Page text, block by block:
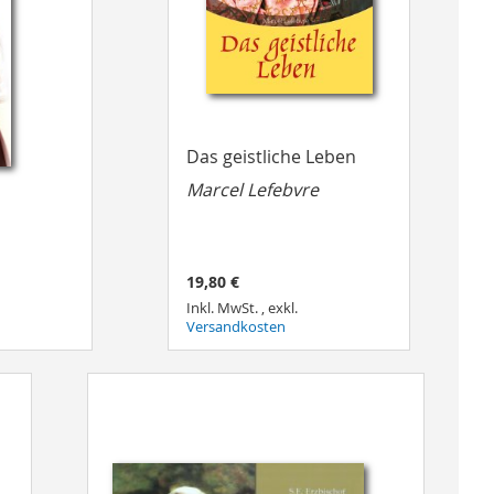
Das geistliche Leben
Marcel Lefebvre
19,80 €
Inkl. MwSt. ,exkl.
Versandkosten